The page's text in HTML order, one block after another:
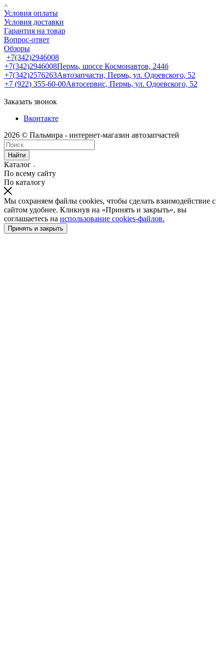
Условия оплаты
Условия доставки
Гарантия на товар
Вопрос-ответ
Обзоры
+7(342)2946008
+7(342)2946008Пермь, шоссе Космонавтов, 244б
+7(342)2576263Автозапчасти, Пермь, ул. Одоевского, 52
+7 (922) 355-60-00Автосервис, Пермь, ул. Одоевского, 52
Заказать звонок
Вконтакте
2026 © Пальмира - интернет-магазин автозапчастей
Найти
Каталог
По всему сайту
По каталогу
Мы сохраняем файлы cookies, чтобы сделать взаимодействие с
сайтом удобнее. Кликнув на «Принять и закрыть», вы
соглашаетесь на использование cookies-файлов.
Принять и закрыть